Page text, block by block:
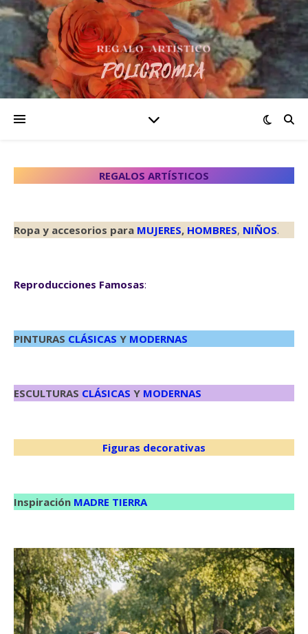
REGALOS ARTÍSTICOS
Ropa y accesorios para MUJERES, HOMBRES, NIÑOS.
Reproducciones Famosas:
PINTURAS CLÁSICAS Y MODERNAS
ESCULTURAS CLÁSICAS Y MODERNAS
Figuras decorativas
Inspiración MADRE TIERRA